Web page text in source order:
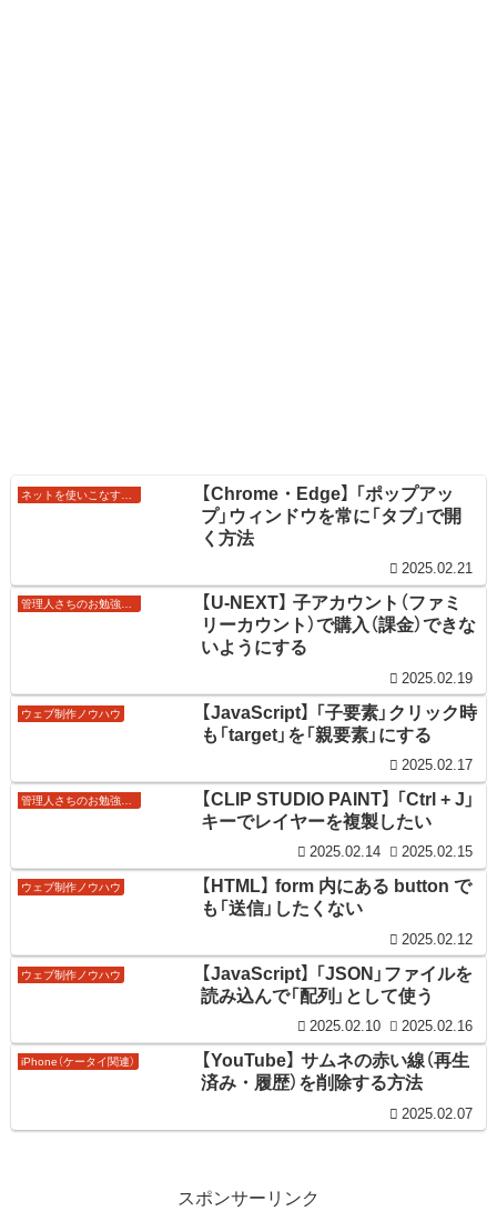
【Chrome・Edge】 「ポップアッ
プ」ウィンドウを常に「タブ」で開
く方法
2025.02.21
【U-NEXT】 子アカウント（ファミ
リーカウント）で購入（課金）できな
いようにする
2025.02.19
ウェブ制作ノウハウ
【JavaScript】 「子要素」クリック時
も「target」を「親要素」にする
2025.02.17
【CLIP STUDIO PAINT】 「Ctrl + J」
キーでレイヤーを複製したい
2025.02.14 2025.02.15
ウェブ制作ノウハウ
【HTML】 form 内にある button で
も「送信」したくない
2025.02.12
ウェブ制作ノウハウ
【JavaScript】 「JSON」ファイルを
読み込んで「配列」として使う
2025.02.10 2025.02.16
iPhone（ケータイ関連）
【YouTube】 サムネの赤い線（再生
済み・履歴）を削除する方法
2025.02.07
スポンサーリンク